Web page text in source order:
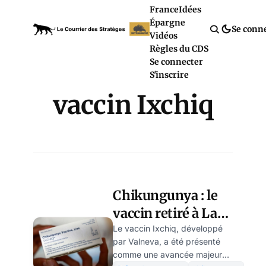
FranceIdées
Épargne
Vidéos
Règles du CDS
Se connecter
S'inscrire
Se
vaccin Ixchiq
Chikungunya : le
vaccin retiré à La
Réunion et
Mayotte après des
Le vaccin Ixchiq, développé
par Valneva, a été présenté
comme une avancée majeure